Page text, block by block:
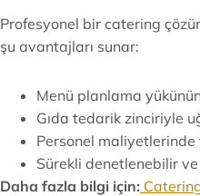
Profesyonel bir catering
şu avantajları sunar:
Menü planlama
Gıda tedarik zinciriyle
Personel
Sürekli denetlenebilir
Daha fazla bilgi için: